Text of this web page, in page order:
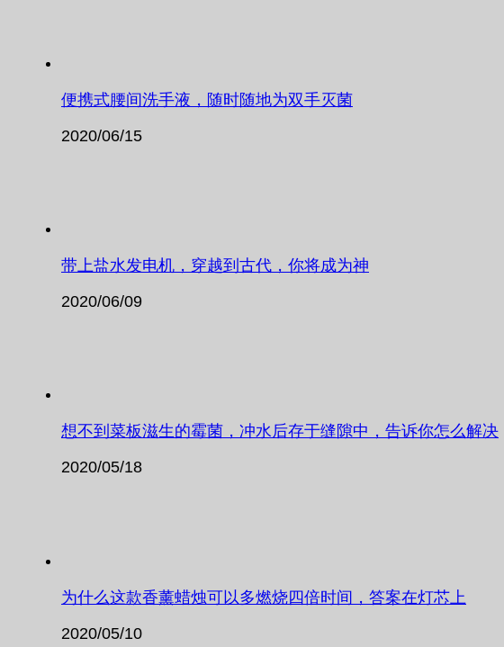
便携式腰间洗手液，随时随地为双手灭菌
2020/06/15
带上盐水发电机，穿越到古代，你将成为神
2020/06/09
想不到菜板滋生的霉菌，冲水后存于缝隙中，告诉你怎么解决
2020/05/18
为什么这款香薰蜡烛可以多燃烧四倍时间，答案在灯芯上
2020/05/10